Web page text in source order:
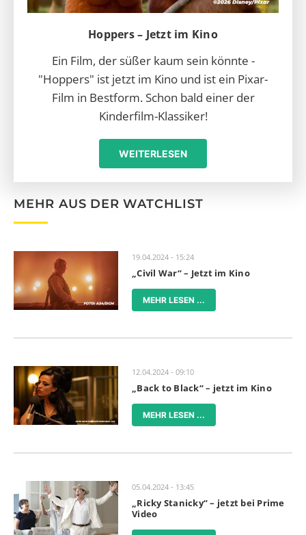
Hoppers – Jetzt im Kino
Ein Film, der süßer kaum sein könnte -
"Hoppers" ist jetzt im Kino und ist ein Pixar-
Film in Bestform. Schon bald einer der
Kinderfilm-Klassiker!
WEITERLESEN
MEHR AUS DER WATCHLIST
19.04.2024 - 15:24
„Civil War“ – Jetzt im Kino
MEHR LESEN ...
12.04.2024 - 09:10
„Back to Black“ – jetzt im Kino
MEHR LESEN ...
05.04.2024 - 13:45
„Ricky Stanicky“ – jetzt bei Prime
Video